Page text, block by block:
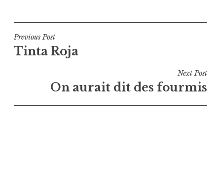
Navigation
de
Previous Post
Tinta Roja
Next Post
On aurait dit des fourmis